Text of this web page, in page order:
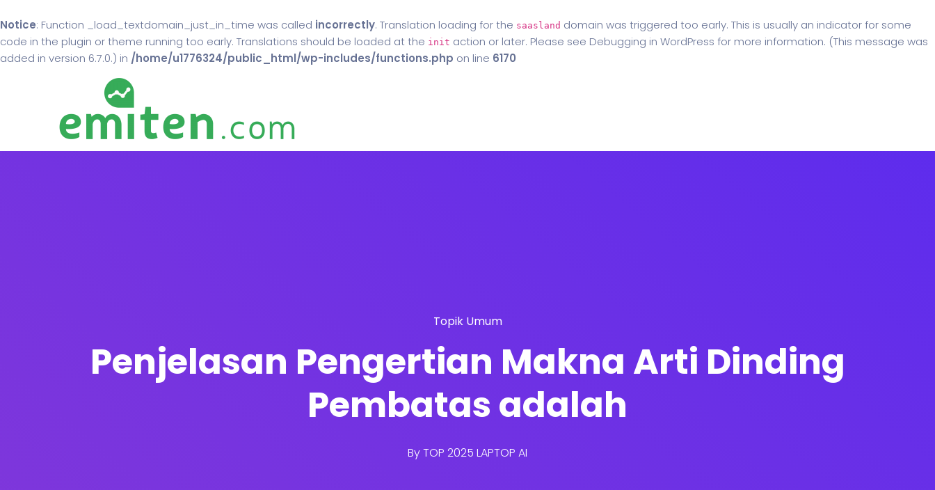
Notice: Function _load_textdomain_just_in_time was called incorrectly. Translation loading for the saasland domain was triggered too early. This is usually an indicator for some
code in the plugin or theme running too early. Translations should be loaded at the init action or later. Please see Debugging in WordPress for more information. (This message was
added in version 6.7.0.) in /home/u1776324/public_html/wp-includes/functions.php on line 6170
Topik Umum
Penjelasan Pengertian Makna Arti Dinding
Pembatas adalah
ByTOP 2025 LAPTOP AI